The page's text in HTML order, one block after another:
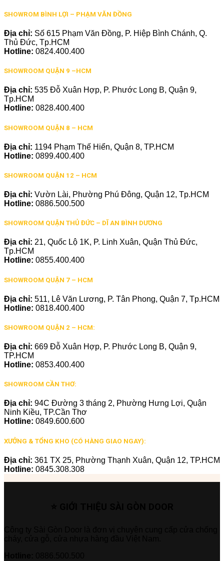
SHOWROM BÌNH LỢI – PHẠM VĂN ĐỒNG
Địa chỉ: Số 615 Phạm Văn Đồng, P. Hiệp Bình Chánh, Q.
Thủ Đức, Tp.HCM
Hotline: 0824.400.400
SHOWROOM QUẬN 9 –HCM
Địa chỉ: 535 Đỗ Xuân Hợp, P. Phước Long B, Quận 9,
Tp.HCM
Hotline: 0828.400.400
SHOWROOM QUẬN 8 – HCM
Địa chỉ: 1194 Phạm Thế Hiển, Quận 8, TP.HCM
Hotline: 0899.400.400
SHOWROOM QUẬN 12 – HCM
Địa chỉ: Vườn Lài, Phường Phú Đông, Quận 12, Tp.HCM
Hotline: 0886.500.500
SHOWROOM QUẬN THỦ ĐỨC – DĨ AN BÌNH DƯƠNG
Địa chỉ: 21, Quốc Lộ 1K, P. Linh Xuân, Quận Thủ Đức,
Tp.HCM
Hotline: 0855.400.400
SHOWROOM QUẬN 7 – HCM
Địa chỉ: 511, Lê Văn Lương, P. Tân Phong, Quận 7, Tp.HCM
Hotline: 0818.400.400
SHOWROOM QUẬN 2 – HCM:
Địa chỉ: 669 Đỗ Xuân Hợp, P. Phước Long B, Quận 9,
TP.HCM
Hotline: 0853.400.400
SHOWROOM CẦN THƠ:
Địa chỉ: 94C Đường 3 tháng 2, Phường Hưng Lợi, Quận
Ninh Kiều, TP.Cần Thơ
Hotline: 0849.600.600
XƯỞNG & TỔNG KHO (CÓ HÀNG GIAO NGAY):
Địa chỉ: 361 TX 25, Phường Thạnh Xuân, Quận 12, TP.HCM
Hotline: 0845.308.308